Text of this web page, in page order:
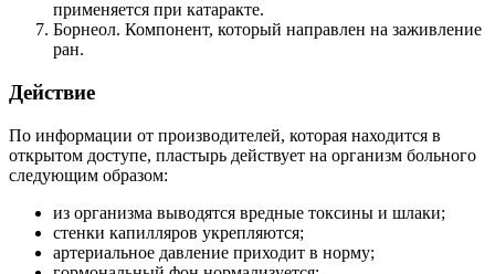
применяется при катаракте.
Борнеол. Компонент, который направлен на заживление
ран.
Действие
По информации от производителей, которая находится в
открытом доступе, пластырь действует на организм больного
следующим образом:
из организма выводятся вредные токсины и шлаки;
стенки капилляров укрепляются;
артериальное давление приходит в норму;